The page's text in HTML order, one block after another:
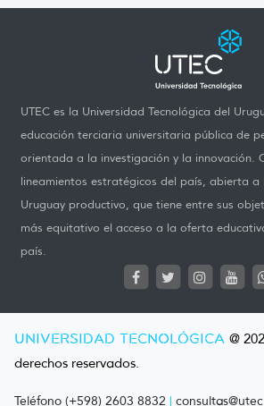
UTEC es la Universidad Tecnológica del
educación terciaria universitaria pública de
orientada a la investigación y la innovación.
lineamientos estratégicos del país, abierta a
Uruguay productivo, que tiene entre sus
más equitativo el acceso a la oferta
país.
UNIVERSIDAD TECNOLÓGICA @
derechos reservados.
Teléfono (+598) 2603 8832 |